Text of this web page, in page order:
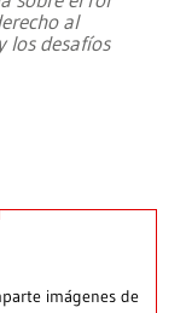
al
los desafíos
imágenes de